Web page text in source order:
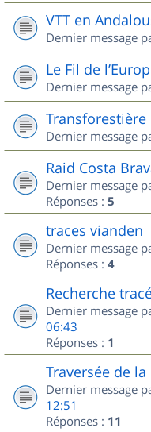
VTT en
Dernier message
Le Fil de
Dernier message
Transforestière
Dernier message
Raid Costa
Dernier message
Réponses : 5
traces vianden
Dernier message
Réponses : 4
Recherche
Dernier message
06:43
Réponses : 1
Traversée de
Dernier message
12:51
Réponses : 11